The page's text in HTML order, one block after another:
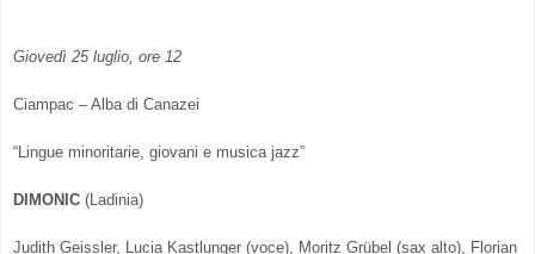
Giovedì 25 luglio, ore 12
Ciampac – Alba di Canazei
“Lingue minoritarie, giovani e musica jazz”
DIMONIC (Ladinia)
Judith Geissler, Lucia Kastlunger (voce), Moritz Grübel (sax alto), Florian